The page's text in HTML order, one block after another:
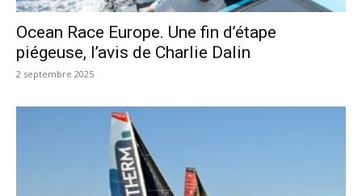
Ocean Race Europe. Une fin d’étape
piégeuse, l’avis de Charlie Dalin
2 septembre 2025